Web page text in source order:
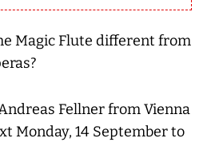
Magic Flute different from
Fellner from Vienna
Monday, 14 September to